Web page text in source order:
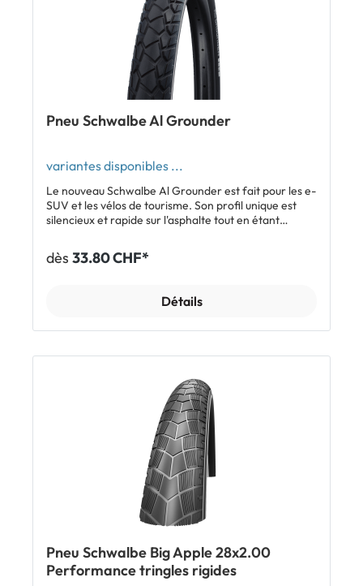
Pneu Schwalbe Al Grounder
variantes disponibles ...
Le nouveau Schwalbe Al Grounder est fait pour les e-
SUV et les vélos de tourisme. Son profil unique est
silencieux et rapide sur l'asphalte tout en étant
de terre et le tout-terrain peu accidenté. Grâce à la
construction Double Defense et au composé Addix, le
protection anti-crevaison élevée, faible résistance au
roulement et bon grip. Homologué dans toutes les
volume pour les E-SUV et les vélos de tourisme Profil
polyvalent pour la route, les chemins de terre et de
forêt ou tout-terrain peu accidenté Insert anti-
crevaison Double Defense et RaceGuard Niveau de
protection anti-crevaison 6 (sur 7) Composé Addix
Homologué pour les vélos électriques jusqu'à 50 km/h
Afficher tous les modèles Schwalbe Al Grounder
dès 33.80 CHF*
Détails
Pneu Schwalbe Big Apple 28x2.00
Performance tringles rigides